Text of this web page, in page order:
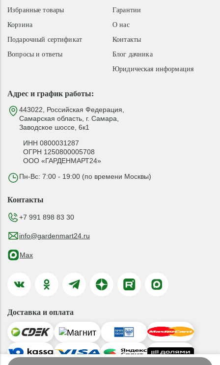
Адрес и график работы:
443022, Российская Федерация,
Самарская область, г. Самара,
Заводское шоссе, 6к1
ИНН 0800031287
ОГРН 1250800005708
ООО «ГАРДЕНМАРТ24»
Пн-Вс: 7:00 - 19:00 (по времени Москвы)
Гарантии
О нас
Контакты
Блог дачника
Юридическая информация
Избранные товары
Корзина
Подарочный сертификат
Вопросы и ответы
Контакты
+7 991 898 83 30
info@gardenmart24.ru
Max
Доставка и оплата